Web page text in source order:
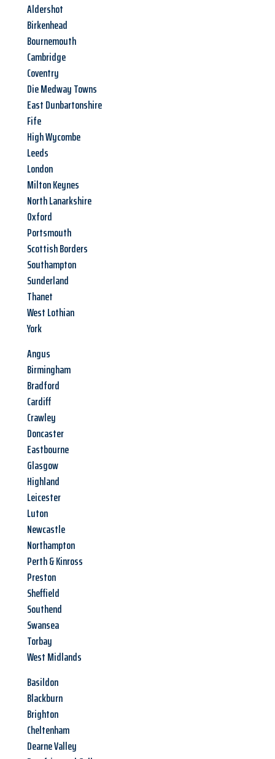
Aldershot
Birkenhead
Bournemouth
Cambridge
Coventry
Die Medway Towns
East Dunbartonshire
Fife
High Wycombe
Leeds
London
Milton Keynes
North Lanarkshire
Oxford
Portsmouth
Scottish Borders
Southampton
Sunderland
Thanet
West Lothian
York
Angus
Birmingham
Bradford
Cardiff
Crawley
Doncaster
Eastbourne
Glasgow
Highland
Leicester
Luton
Newcastle
Northampton
Perth & Kinross
Preston
Sheffield
Southend
Swansea
Torbay
West Midlands
Basildon
Blackburn
Brighton
Cheltenham
Dearne Valley